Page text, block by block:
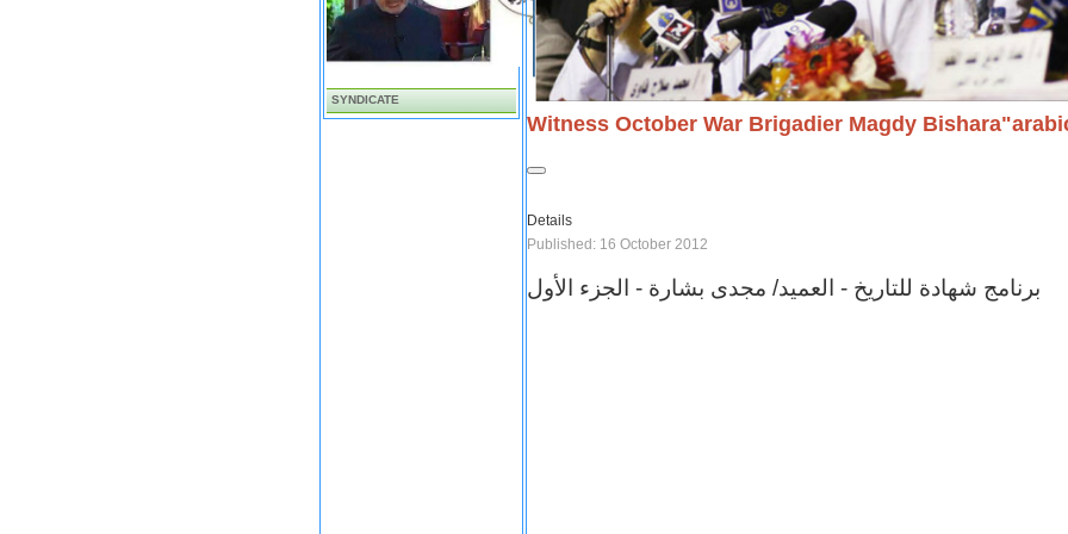
SYNDICATE
Witness October War Brigadier Magdy
Details
Published: 16 October 2012
برنامج شهادة للتاريخ - العميد/ مجدى بشارة - الجزء الأول